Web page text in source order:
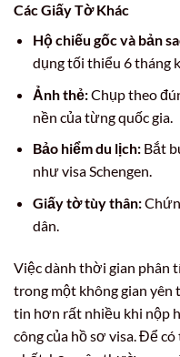
Các Giấy Tờ Khác
Hộ chiếu gốc và bản
dụng tối thiểu 6 tháng
Ảnh thẻ:Chụp theo
nền của từng quốc gia.
Bảo hiểm du lịch:Bắt
như visa Schengen.
Giấy tờ tùy thân:
dân.
Việc dành thời gian phân
trong một không gian yên
tin hơn rất nhiều khi nộp
công của hồ sơ visa. Để